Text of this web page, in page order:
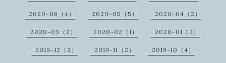
2020-06（4） 2020-05（5） 2020-04（2）
2020-03（2） 2020-02（1） 2020-01（2）
2019-12（2） 2019-11（2） 2019-10（4）